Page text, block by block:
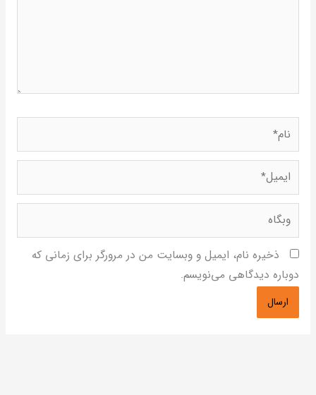
ذخیره نام، ایمیل و وبسایت من در مرورگر برای زمانی که
دیدگاهی می‌نویسم.